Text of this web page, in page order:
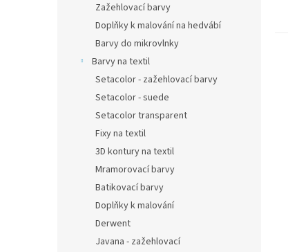
Zažehlovací barvy
Doplňky k malování na hedvábí
Barvy do mikrovlnky
Barvy na textil
Setacolor - zažehlovací barvy
Setacolor - suede
Setacolor transparent
Fixy na textil
3D kontury na textil
Mramorovací barvy
Batikovací barvy
Doplňky k malování
Derwent
Javana - zažehlovací